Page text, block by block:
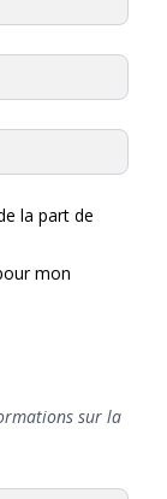
la part de
mon
sur la